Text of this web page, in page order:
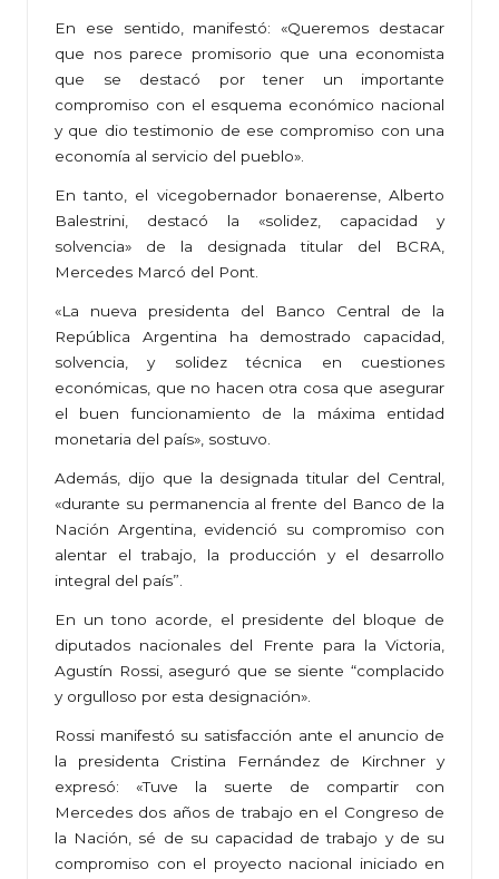
En ese sentido, manifestó: «Queremos destacar
que nos parece promisorio que una economista
que se destacó por tener un importante
compromiso con el esquema económico nacional
y que dio testimonio de ese compromiso con una
economía al servicio del pueblo».
En tanto, el vicegobernador bonaerense, Alberto
Balestrini, destacó la «solidez, capacidad y
solvencia» de la designada titular del BCRA,
Mercedes Marcó del Pont.
«La nueva presidenta del Banco Central de la
República Argentina ha demostrado capacidad,
solvencia, y solidez técnica en cuestiones
económicas, que no hacen otra cosa que asegurar
el buen funcionamiento de la máxima entidad
monetaria del país», sostuvo.
Además, dijo que la designada titular del Central,
«durante su permanencia al frente del Banco de la
Nación Argentina, evidenció su compromiso con
alentar el trabajo, la producción y el desarrollo
integral del país”.
En un tono acorde, el presidente del bloque de
diputados nacionales del Frente para la Victoria,
Agustín Rossi, aseguró que se siente “complacido
y orgulloso por esta designación».
Rossi manifestó su satisfacción ante el anuncio de
la presidenta Cristina Fernández de Kirchner y
expresó: «Tuve la suerte de compartir con
Mercedes dos años de trabajo en el Congreso de
la Nación, sé de su capacidad de trabajo y de su
compromiso con el proyecto nacional iniciado en